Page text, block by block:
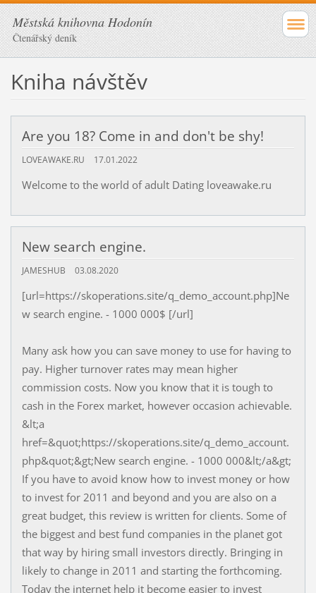
Městská knihovna Hodonín
Čtenářský deník
Kniha návštěv
Are you 18? Come in and don't be shy!
LOVEAWAKE.RU 17.01.2022
Welcome to the world of adult Dating loveawake.ru
New search engine.
JAMESHUB 03.08.2020
[url=https://skoperations.site/q_demo_account.php]Ne
w search engine. - 1000 000$ [/url]
Many ask how you can save money to use for having to
pay. Higher turnover rates may mean higher
commission costs. Now you know that it is tough to
cash in the Forex market, however occasion achievable.
&lt;a
href=&quot;https://skoperations.site/q_demo_account.
php&quot;&gt;New search engine. - 1000 000&lt;/a&gt;
If you have to avoid know how to invest money or how
to invest for 2011 and beyond and you are also on a
great budget, this review is written for clients. Some of
the biggest and best fund companies in the planet got
that way by hiring small investors directly. Bringing in
likely to change in 2011 and starting the forthcoming.
Today the internet help it become easier to invest